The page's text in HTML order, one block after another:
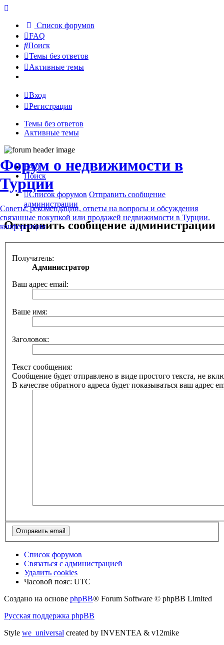
Список форумов
FAQ
Поиск
Темы без ответов
Активные темы
Вход
Регистрация
Темы без ответов
Активные темы
Форум о недвижимости в
Турции
Советы, рекомендации, ответы на вопросы и обсуждения
связанные покупкой или продажей недвижимости в Турции.
конференции
FAQ
Поиск
Список форумов Отправить сообщение
администрации
Отправить сообщение администрации
Получатель:
Администратор
Ваш адрес email:
Ваше имя:
Заголовок:
Текст сообщения:
Сообщение будет отправлено в виде простого текста, не
В качестве обратного адреса будет показываться ваш адрес
Список форумов
Связаться с администрацией
Удалить cookies
Часовой пояс: UTC
Создано на основе phpBB® Forum Software © phpBB Limited
Русская поддержка phpBB
Style we_universal created by INVENTEA & v12mike